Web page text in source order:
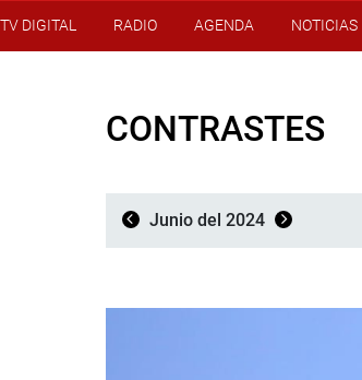
TV DIGITAL RADIO AGENDA NOTICIAS
CONTRASTES
Junio del 2024